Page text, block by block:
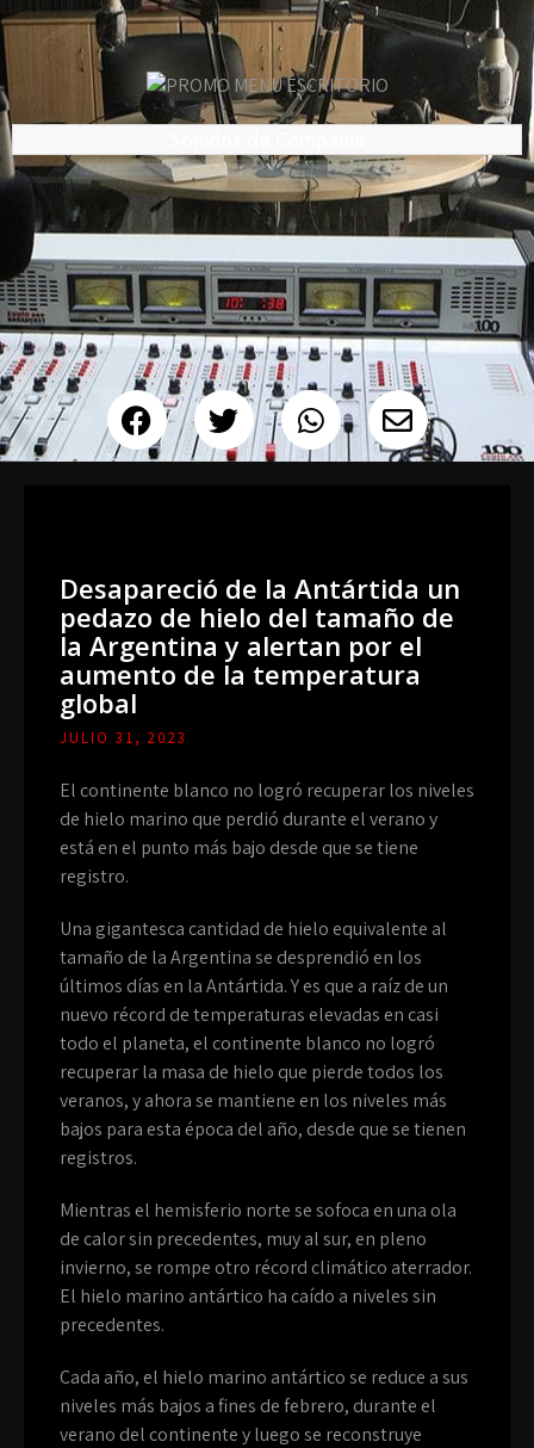
Desapareció de la Antártida un
pedazo de hielo del tamaño de
la Argentina y alertan por el
aumento de la temperatura
global
JULIO 31, 2023
El continente blanco no logró recuperar los niveles
de hielo marino que perdió durante el verano y
está en el punto más bajo desde que se tiene
registro.
Una gigantesca cantidad de hielo equivalente al
tamaño de la Argentina se desprendió en los
últimos días en la Antártida. Y es que a raíz de un
nuevo récord de temperaturas elevadas en casi
todo el planeta, el continente blanco no logró
recuperar la masa de hielo que pierde todos los
veranos, y ahora se mantiene en los niveles más
bajos para esta época del año, desde que se tienen
registros.
Mientras el hemisferio norte se sofoca en una ola
de calor sin precedentes, muy al sur, en pleno
invierno, se rompe otro récord climático aterrador.
El hielo marino antártico ha caído a niveles sin
precedentes.
Cada año, el hielo marino antártico se reduce a sus
niveles más bajos a fines de febrero, durante el
verano del continente y luego se reconstruye